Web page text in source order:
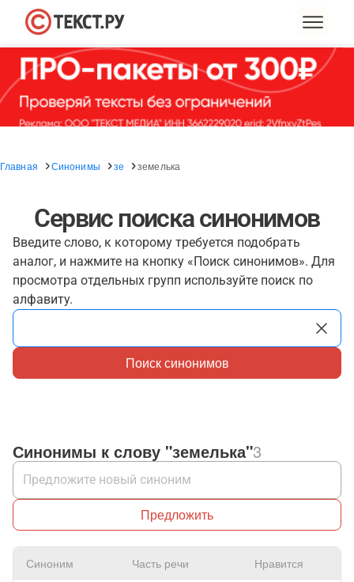
Главная Синонимы зе земелька
Сервис поиска синонимов
Введите слово, к которому требуется подобрать
аналог, и нажмите на кнопку «Поиск синонимов». Для
просмотра отдельных групп используйте поиск по
алфавиту.
Поиск синонимов
Синонимы к слову "земелька"3
Предложить
Синоним Часть речи Нравится